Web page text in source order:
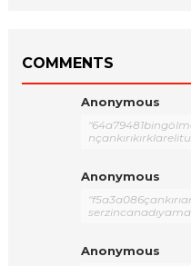
COMMENTS
Anonymous
Anonymous
Anonymous